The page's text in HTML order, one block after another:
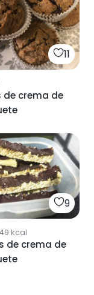
11
de crema de
9
kcal
de crema de